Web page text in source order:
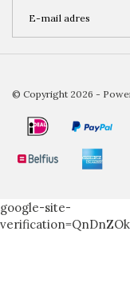
© Copyright 2026 -
google-site-